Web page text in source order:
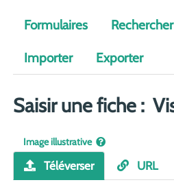
Formulaires Rechercher
Importer Exporter
Saisir une fiche :
Image illustrative
Téléverser URL